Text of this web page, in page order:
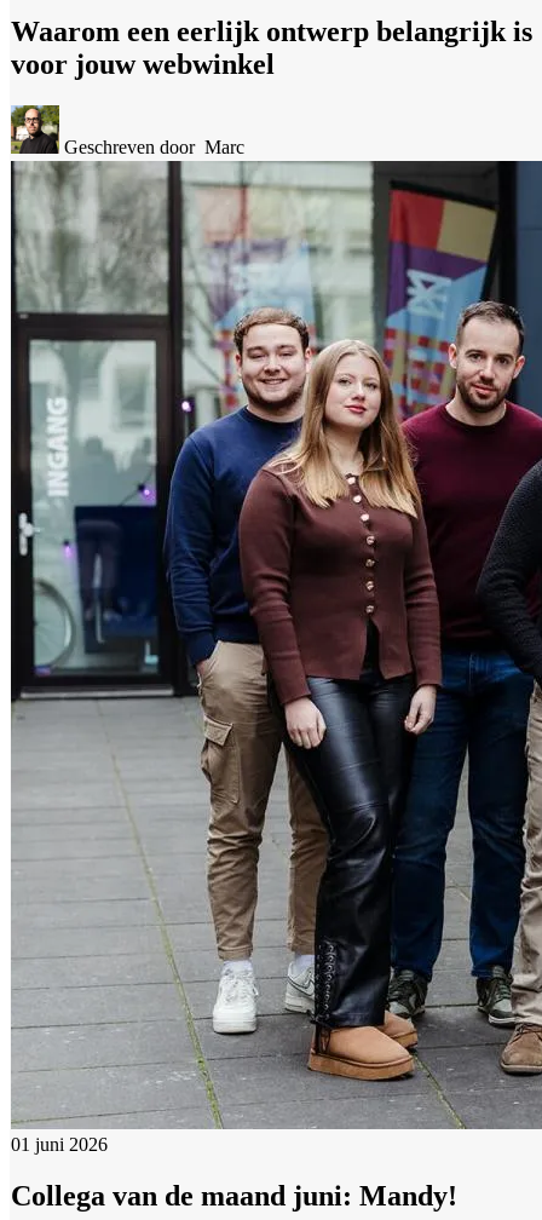
Waarom een eerlijk ontwerp belangrijk is
voor jouw webwinkel
Geschreven door Marc
01 juni 2026
Collega van de maand juni: Mandy!